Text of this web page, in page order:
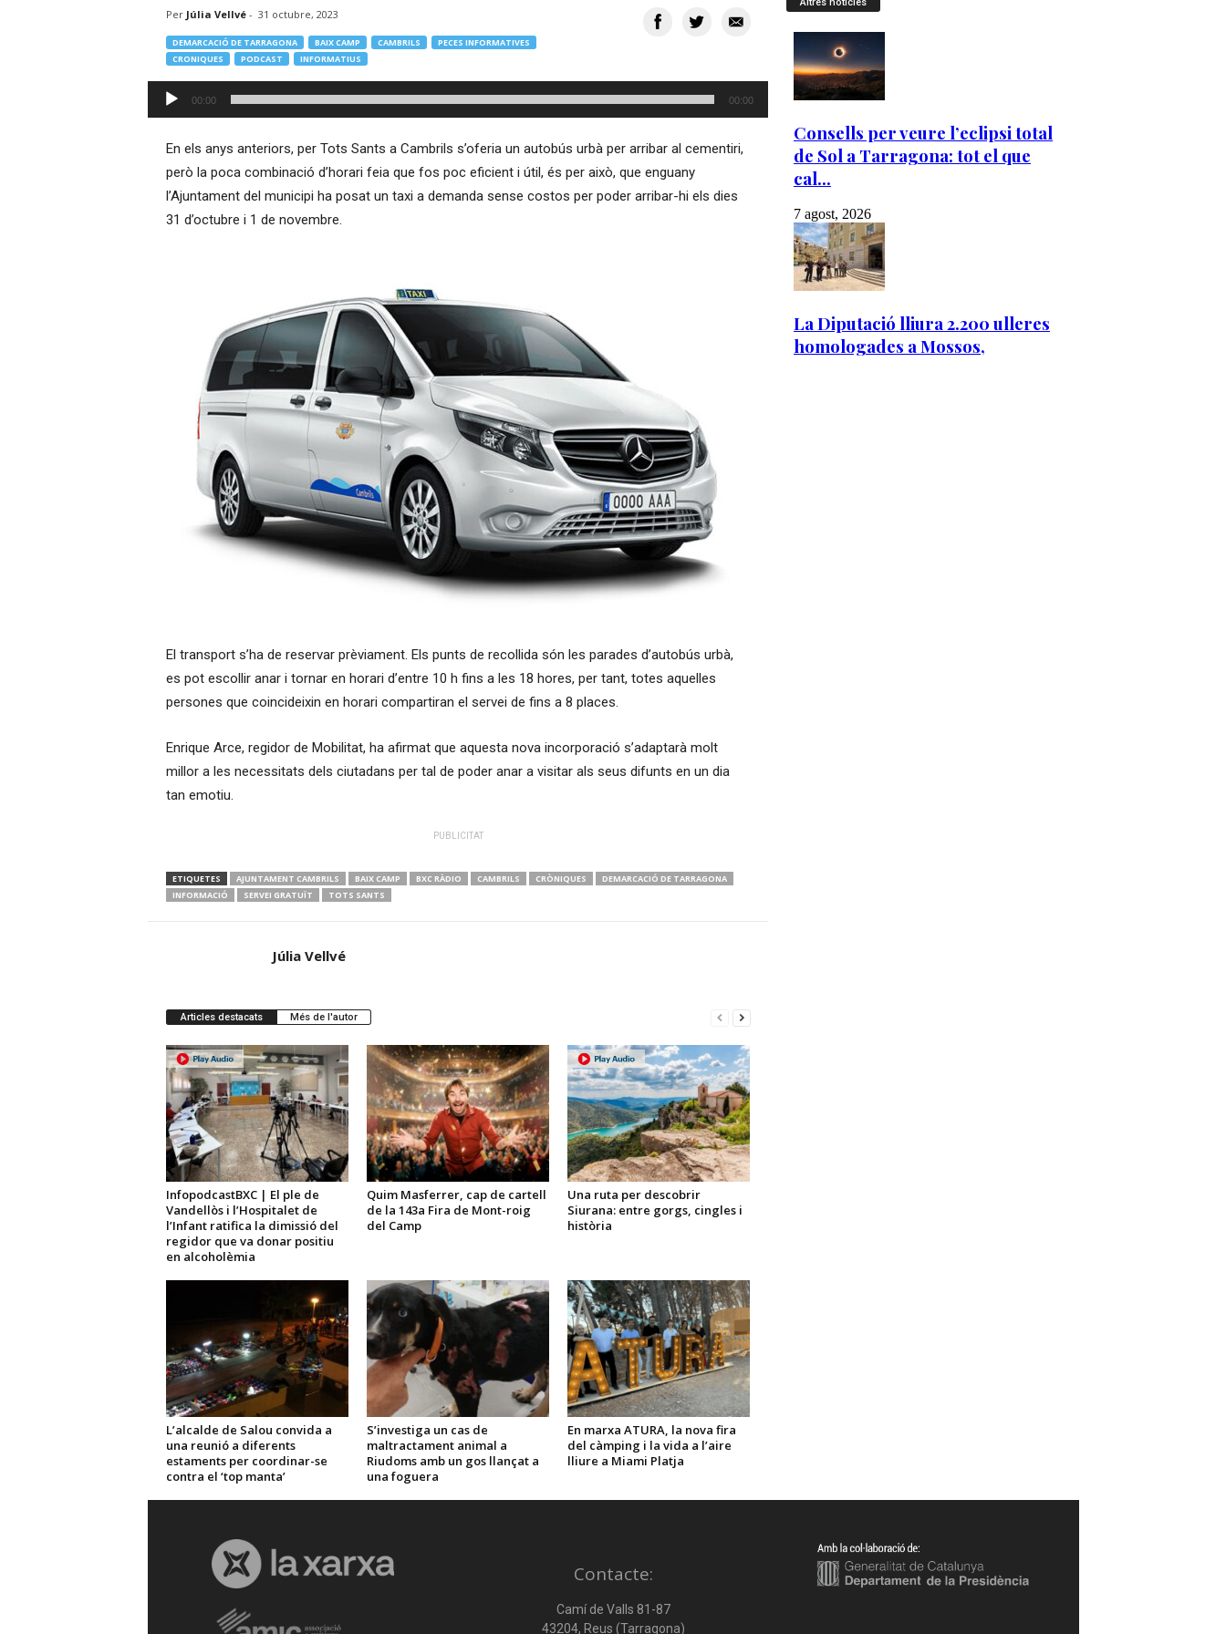
Per Júlia Vellvé- 31 octubre, 2023
DEMARCACIÓ DE TARRAGONA BAIX CAMP CAMBRILS
PECES INFORMATIVES
CRONIQUES
PODCAST INFORMATIUS
Reproductor
d'àudio
00:00 00:00
En els anys anteriors, per Tots Sants a Cambrils s’oferia un autobús urbà per arribar al cementiri,
però la poca combinació d’horari feia que fos poc eficient i útil, és per això, que enguany
l’Ajuntament del municipi ha posat un taxi a demanda sense costos per poder arribar-hi els dies
31 d’octubre i 1 de novembre.
El transport s’ha de reservar prèviament. Els punts de recollida són les parades d’autobús urbà,
es pot escollir anar i tornar en horari d’entre 10 h fins a les 18 hores, per tant, totes aquelles
persones que coincideixin en horari compartiran el servei de fins a 8 places.
Enrique Arce, regidor de Mobilitat, ha afirmat que aquesta nova incorporació s’adaptarà molt
millor a les necessitats dels ciutadans per tal de poder anar a visitar als seus difunts en un dia
tan emotiu.
PUBLICITAT
ETIQUETES AJUNTAMENT CAMBRILS BAIX CAMP BXC RÀDIO CAMBRILS CRÒNIQUES
DEMARCACIÓ DE TARRAGONA
INFORMACIÓ
SERVEI GRATUÏT TOTS SANTS
Júlia Vellvé
Articles destacats Més de l'autor
InfopodcastBXC | El ple de
Vandellòs i l’Hospitalet de
l’Infant ratifica la dimissió del
regidor que va donar positiu
en alcoholèmia
Quim Masferrer, cap de cartell
de la 143a Fira de Mont-roig
del Camp
Una ruta per descobrir
Siurana: entre gorgs, cingles i
història
L’alcalde de Salou convida a
una reunió a diferents
estaments per coordinar-se
contra el ‘top manta’
S’investiga un cas de
maltractament animal a
Riudoms amb un gos llançat a
una foguera
En marxa ATURA, la nova fira
del càmping i la vida a l’aire
lliure a Miami Platja
Contacte:
Camí de Valls 81-87
43204, Reus (Tarragona)